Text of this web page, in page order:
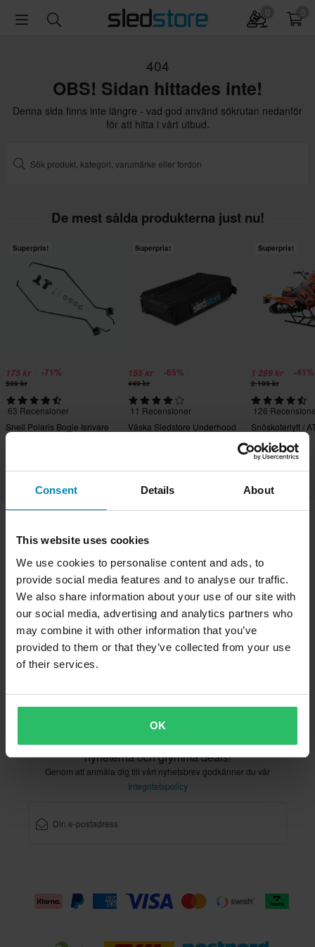
Consent Details About
This website uses cookies
We use cookies to personalise content and ads, to
provide social media features and to analyse our traffic.
We also share information about your use of our site with
our social media, advertising and analytics partners who
may combine it with other information that you’ve
provided to them or that they’ve collected from your use
of their services.
OK
404
OBS! Sidan hittades inte!
Denna sida finns inte längre - vad god använd sökrutan nedanför
för att hitta i vårt utbud.
De mest sålda produkterna just nu!
Superpris!
175 kr -71%
599 kr
63 Recensioner
Snell Polaris Bogie Isrivare
Superpris!
155 kr -65%
449 kr
11 Recensioner
Väska Sledstore Underhood
Superpris!
1 299 kr -41%
2 199 kr
126
Snöskoterlyft /
Proworks
Frakt & Leverans
Integritetspolicy
Returer
Ångerrätt
Orderstatus
Reklamationer & Klagomål
Information om återvinning
Om Sledstore.se
Lediga jobb
Försäkran om överensstämmelse
Registrera dig för vårt nyhetsbrev med de senaste
nyheterna och grymma deals!
Genom att anmäla dig till vårt nyhetsbrev godkänner du vår
Integritetspolicy